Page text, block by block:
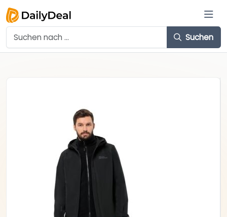
Suchen